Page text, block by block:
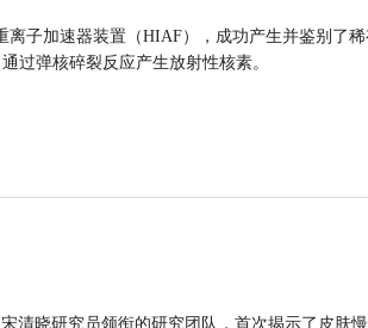
子加速器装置（HIAF），成功产生并鉴别了
过弹核碎裂反应产生放射性核素。
清晓研究员领衔的研究团队，首次揭示了皮肤